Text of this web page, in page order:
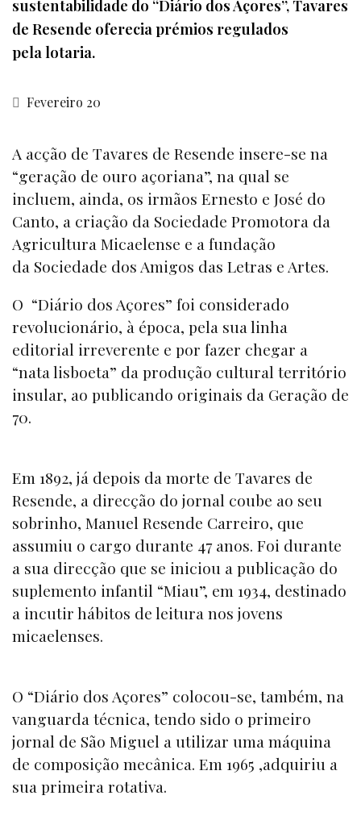
sustentabilidade do “Diário dos Açores”, Tavares
de Resende oferecia prémios regulados
pela lotaria.
Fevereiro 20
A acção de Tavares de Resende insere-se na
“geração de ouro açoriana”, na qual se
incluem, ainda, os irmãos Ernesto e José do
Canto, a criação da Sociedade Promotora da
Agricultura Micaelense e a fundação
da Sociedade dos Amigos das Letras e Artes.
O “Diário dos Açores” foi considerado
revolucionário, à época, pela sua linha
editorial irreverente e por fazer chegar a
“nata lisboeta” da produção cultural território
insular, ao publicando originais da Geração de
70.
Em 1892, já depois da morte de Tavares de
Resende, a direcção do jornal coube ao seu
sobrinho, Manuel Resende Carreiro, que
assumiu o cargo durante 47 anos. Foi durante
a sua direcção que se iniciou a publicação do
suplemento infantil “Miau”, em 1934, destinado
a incutir hábitos de leitura nos jovens
micaelenses.
O “Diário dos Açores” colocou-se, também, na
vanguarda técnica, tendo sido o primeiro
jornal de São Miguel a utilizar uma máquina
de composição mecânica. Em 1965 ,adquiriu a
sua primeira rotativa.